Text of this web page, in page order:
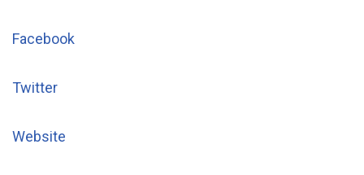
Facebook
Twitter
Website